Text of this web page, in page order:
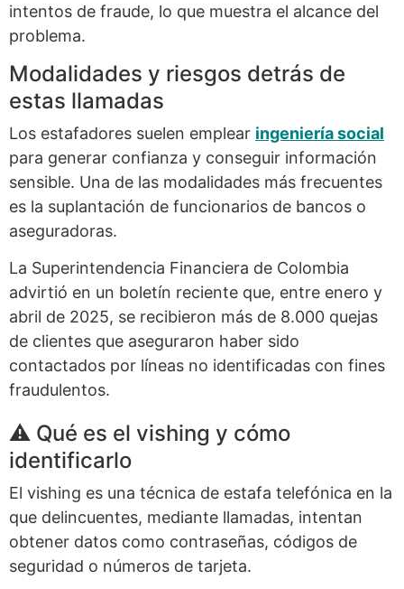
intentos de fraude, lo que muestra el alcance del
problema.
Modalidades y riesgos detrás de
estas llamadas
Los estafadores suelen emplear ingeniería social
para generar confianza y conseguir información
sensible. Una de las modalidades más frecuentes
es la suplantación de funcionarios de bancos o
aseguradoras.
La Superintendencia Financiera de Colombia
advirtió en un boletín reciente que, entre enero y
abril de 2025, se recibieron más de 8.000 quejas
de clientes que aseguraron haber sido
contactados por líneas no identificadas con fines
fraudulentos.
⚠️ Qué es el vishing y cómo
identificarlo
El vishing es una técnica de estafa telefónica en la
que delincuentes, mediante llamadas, intentan
obtener datos como contraseñas, códigos de
seguridad o números de tarjeta.